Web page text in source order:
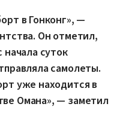
в Гонконг», —
Он отметил,
суток
самолеты.
уже находится в
Омана», — заметил